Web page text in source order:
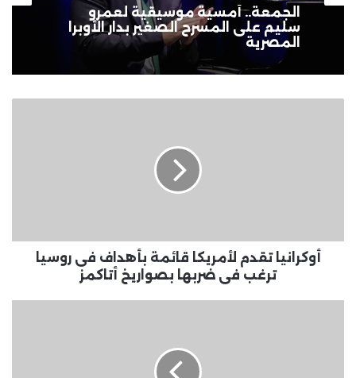
الجمعة.. أمسية موسيقية لعمرو
سليم على المسرح الصغير بدار الأوبرا
المصرية
فى
ضربهاأوكرانيا تقدم لأمريكا قائمة بأهداف فى روسيا
ترغب فى ضربها بصواريخ أتاكمز